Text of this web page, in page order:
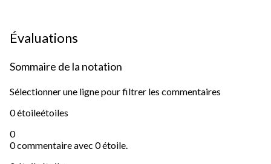
Évaluations
Sommaire de la notation
Sélectionner une ligne pour filtrer les commentaires
0 étoileétoiles
0
0 commentaire avec 0 étoile.